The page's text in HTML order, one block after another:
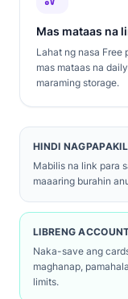
Mas mataas na
Lahat ng nasa Free
mas mataas na
maraming storage.
HINDI
Mabilis na link para
maaaring burahin
LIBRENG
Naka-save ang
maghanap,
limits.